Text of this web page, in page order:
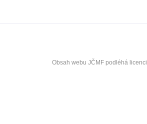
Obsah webu JČMFpodléhá licenci